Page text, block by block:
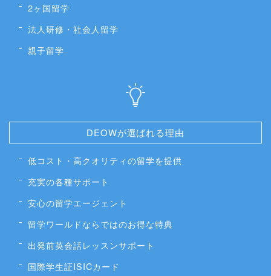
2ヶ国留学
法人研修・社会人留学
親子留学
DEOWが選ばれる理由
低コスト・高クオリティの留学を提供
充実の各種サポート
安心の留学エージェント
留学ワールドならではのお得な特典
出発前英会話レッスンサポート
国際学生証ISICカード